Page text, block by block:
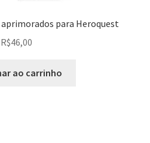
para Heroquest
R$46,00
ao carrinho